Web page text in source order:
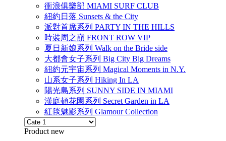
衝浪俱樂部 MIAMI SURF CLUB
紐約日落 Sunsets & the City
派對首席系列 PARTY IN THE HILLS
時裝周之巔 FRONT ROW VIP
夏日新娘系列 Walk on the Bride side
大都會女子系列 Big City Big Dreams
紐約元宇宙系列 Magical Moments in N.Y.
山系女子系列 Hiking In LA
陽光島系列 SUNNY SIDE IN MIAMI
漢庭頓花園系列 Secret Garden in LA
紅毯魅影系列 Glamour Collection
Product new